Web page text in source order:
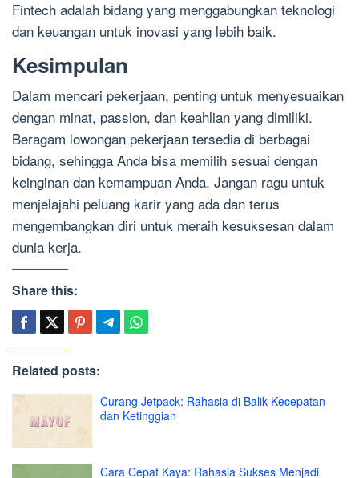
Fintech adalah bidang yang menggabungkan teknologi
dan keuangan untuk inovasi yang lebih baik.
Kesimpulan
Dalam mencari pekerjaan, penting untuk menyesuaikan
dengan minat, passion, dan keahlian yang dimiliki.
Beragam lowongan pekerjaan tersedia di berbagai
bidang, sehingga Anda bisa memilih sesuai dengan
keinginan dan kemampuan Anda. Jangan ragu untuk
menjelajahi peluang karir yang ada dan terus
mengembangkan diri untuk meraih kesuksesan dalam
dunia kerja.
Share this:
Related posts:
Curang Jetpack: Rahasia di Balik Kecepatan
dan Ketinggian
Cara Cepat Kaya: Rahasia Sukses Menjadi